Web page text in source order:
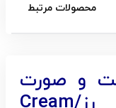
محصولات مرتبط
و صورت
پمپی لی لی رز/Cream